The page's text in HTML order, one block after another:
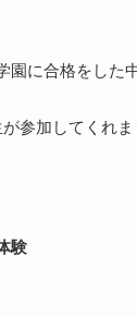
園に合格をした
参加してくれま
験